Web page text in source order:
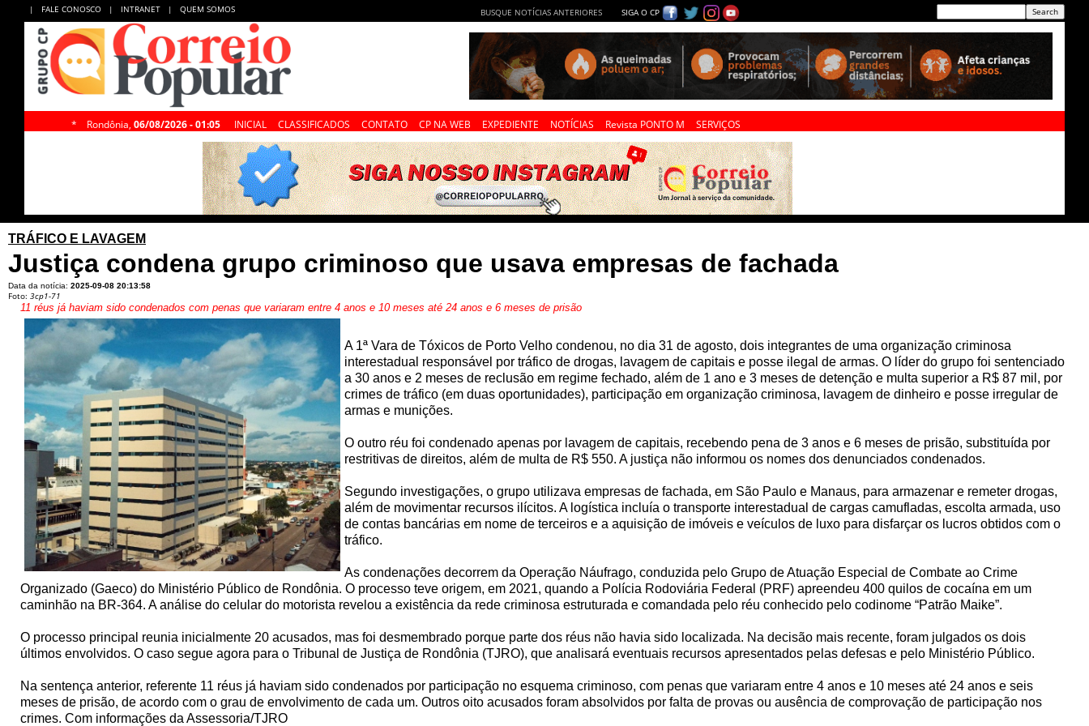
| FALE CONOSCO | INTRANET | QUEM SOMOS BUSQUE NOTÍCIAS ANTERIORES SIGA O CP
* Rondônia, 06/08/2026 - 01:05 INICIAL CLASSIFICADOS CONTATO CP NA WEB EXPEDIENTE NOTÍCIAS Revista PONTO M SERVIÇOS
TRÁFICO E LAVAGEM
Justiça condena grupo criminoso que usava empresas de fachada
Data da notícia: 2025-09-08 20:13:58
Foto: 3cp1-71
11 réus já haviam sido condenados com penas que variaram entre 4 anos e 10 meses até 24 anos e 6 meses de prisão
A 1ª Vara de Tóxicos de Porto Velho condenou, no dia 31 de agosto, dois integrantes de uma organização criminosa
interestadual responsável por tráfico de drogas, lavagem de capitais e posse ilegal de armas. O líder do grupo foi sentenciado
a 30 anos e 2 meses de reclusão em regime fechado, além de 1 ano e 3 meses de detenção e multa superior a R$ 87 mil, por
crimes de tráfico (em duas oportunidades), participação em organização criminosa, lavagem de dinheiro e posse irregular de
armas e munições.
O outro réu foi condenado apenas por lavagem de capitais, recebendo pena de 3 anos e 6 meses de prisão, substituída por
restritivas de direitos, além de multa de R$ 550. A justiça não informou os nomes dos denunciados condenados.
Segundo investigações, o grupo utilizava empresas de fachada, em São Paulo e Manaus, para armazenar e remeter drogas,
além de movimentar recursos ilícitos. A logística incluía o transporte interestadual de cargas camufladas, escolta armada, uso
de contas bancárias em nome de terceiros e a aquisição de imóveis e veículos de luxo para disfarçar os lucros obtidos com o
tráfico.
As condenações decorrem da Operação Náufrago, conduzida pelo Grupo de Atuação Especial de Combate ao Crime
Organizado (Gaeco) do Ministério Público de Rondônia. O processo teve origem, em 2021, quando a Polícia Rodoviária Federal (PRF) apreendeu 400 quilos de cocaína em um
caminhão na BR-364. A análise do celular do motorista revelou a existência da rede criminosa estruturada e comandada pelo réu conhecido pelo codinome “Patrão Maike”.
O processo principal reunia inicialmente 20 acusados, mas foi desmembrado porque parte dos réus não havia sido localizada. Na decisão mais recente, foram julgados os dois
últimos envolvidos. O caso segue agora para o Tribunal de Justiça de Rondônia (TJRO), que analisará eventuais recursos apresentados pelas defesas e pelo Ministério Público.
Na sentença anterior, referente 11 réus já haviam sido condenados por participação no esquema criminoso, com penas que variaram entre 4 anos e 10 meses até 24 anos e seis
meses de prisão, de acordo com o grau de envolvimento de cada um. Outros oito acusados foram absolvidos por falta de provas ou ausência de comprovação de participação nos
crimes. Com informações da Assessoria/TJRO